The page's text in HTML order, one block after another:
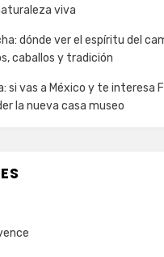
viva
dónde ver el espíritu del
caballos y tradición
si vas a México y te interesa
la nueva casa museo